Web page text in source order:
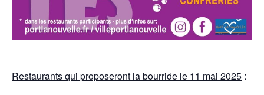
Restaurants qui proposeront la bourride le 11 mai 2025 :